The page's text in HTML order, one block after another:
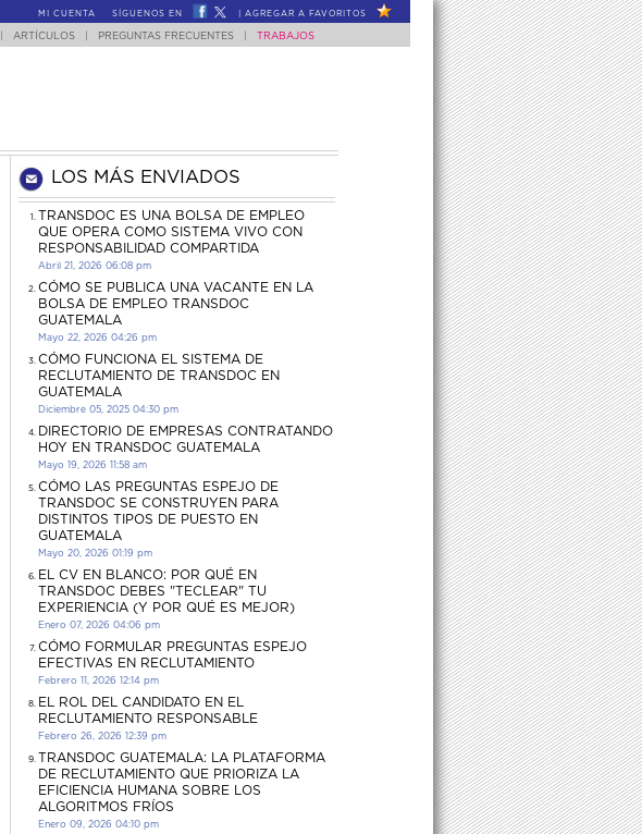
MI CUENTA SÍGUENOS EN AGREGAR A FAVORITOS
ARTÍCULOS PREGUNTAS FRECUENTES TRABAJOS
LOS MÁS ENVIADOS
TRANSDOC ES UNA BOLSA DE EMPLEO
QUE OPERA COMO SISTEMA VIVO CON
RESPONSABILIDAD COMPARTIDA
Abril 21, 2026 06:08 pm
CÓMO SE PUBLICA UNA VACANTE EN LA
BOLSA DE EMPLEO TRANSDOC
GUATEMALA
Mayo 22, 2026 04:26 pm
CÓMO FUNCIONA EL SISTEMA DE
RECLUTAMIENTO DE TRANSDOC EN
GUATEMALA
Diciembre 05, 2025 04:30 pm
DIRECTORIO DE EMPRESAS CONTRATANDO
HOY EN TRANSDOC GUATEMALA
Mayo 19, 2026 11:58 am
CÓMO LAS PREGUNTAS ESPEJO DE
TRANSDOC SE CONSTRUYEN PARA
DISTINTOS TIPOS DE PUESTO EN
GUATEMALA
Mayo 20, 2026 01:19 pm
EL CV EN BLANCO: POR QUÉ EN
TRANSDOC DEBES "TECLEAR" TU
EXPERIENCIA (Y POR QUÉ ES MEJOR)
Enero 07, 2026 04:06 pm
CÓMO FORMULAR PREGUNTAS ESPEJO
EFECTIVAS EN RECLUTAMIENTO
Febrero 11, 2026 12:14 pm
EL ROL DEL CANDIDATO EN EL
RECLUTAMIENTO RESPONSABLE
Febrero 26, 2026 12:39 pm
TRANSDOC GUATEMALA: LA PLATAFORMA
DE RECLUTAMIENTO QUE PRIORIZA LA
EFICIENCIA HUMANA SOBRE LOS
ALGORITMOS FRÍOS
Enero 09, 2026 04:10 pm